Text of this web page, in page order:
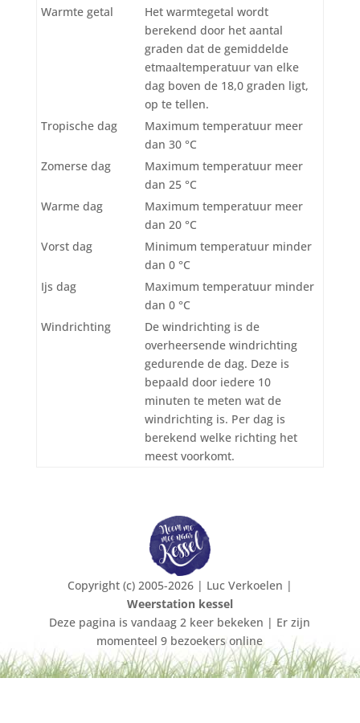
Warmte getal
Het warmtegetal wordt
berekend door het aantal
graden dat de gemiddelde
etmaaltemperatuur van elke
dag boven de 18,0 graden ligt,
op te tellen.
Tropische dag
Maximum temperatuur meer
dan 30 °C
Zomerse dag
Maximum temperatuur meer
dan 25 °C
Warme dag
Maximum temperatuur meer
dan 20 °C
Vorst dag
Minimum temperatuur minder
dan 0 °C
Ijs dag
Maximum temperatuur minder
dan 0 °C
Windrichting
De windrichting is de
overheersende windrichting
gedurende de dag. Deze is
bepaald door iedere 10
minuten te meten wat de
windrichting is. Per dag is
berekend welke richting het
meest voorkomt.
Copyright (c) 2005-2026 | Luc Verkoelen |
Weerstation kessel
Deze pagina is vandaag 2 keer bekeken | Er zijn
momenteel 9 bezoekers online